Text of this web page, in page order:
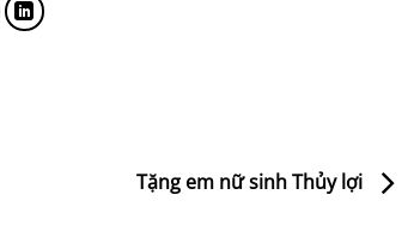
Tặng em nữ sinh Thủy lợi